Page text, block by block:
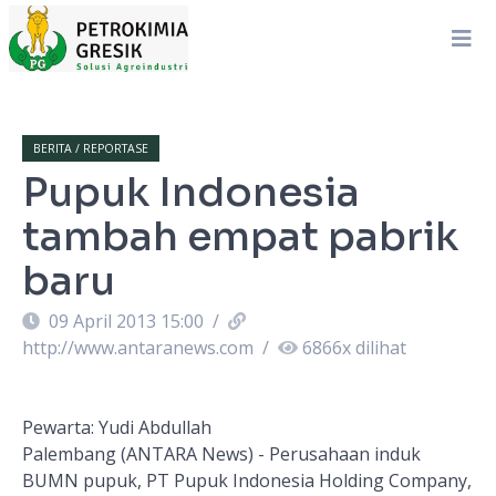
BERITA / REPORTASE
Pupuk Indonesia
tambah empat pabrik
baru
09 April 2013 15:00 /
http://www.antaranews.com / 6866x dilihat
Pewarta: Yudi Abdullah
Palembang (ANTARA News) - Perusahaan induk
BUMN pupuk, PT Pupuk Indonesia Holding Company,